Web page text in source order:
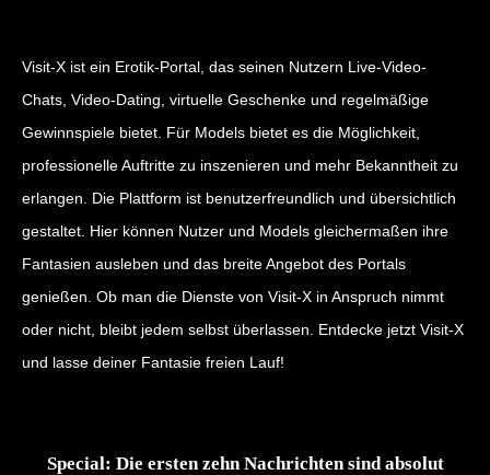
Visit-X ist ein Erotik-Portal, das seinen Nutzern Live-Video-
Chats, Video-Dating, virtuelle Geschenke und regelmäßige
Gewinnspiele bietet. Für Models bietet es die Möglichkeit,
professionelle Auftritte zu inszenieren und mehr Bekanntheit zu
erlangen. Die Plattform ist benutzerfreundlich und übersichtlich
gestaltet. Hier können Nutzer und Models gleichermaßen ihre
Fantasien ausleben und das breite Angebot des Portals
genießen. Ob man die Dienste von Visit-X in Anspruch nimmt
oder nicht, bleibt jedem selbst überlassen. Entdecke jetzt Visit-X
und lasse deiner Fantasie freien Lauf!
Special: Die ersten zehn Nachrichten sind absolut